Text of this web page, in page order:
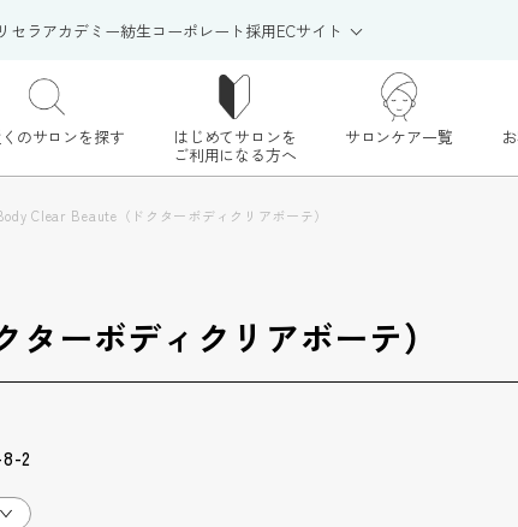
リセラアカデミー紡生コーポレート採用ECサイト
のサロンを探す はじめてサロンを
ご利用になる方へ
サロンケア一覧
Clear Beaute（ドクターボディクリアボーテ）
ターボディクリアボーテ）
2